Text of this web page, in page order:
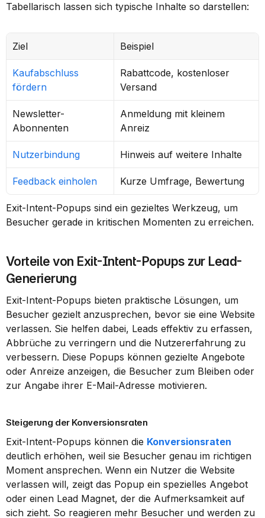
Tabellarisch lassen sich typische Inhalte so darstellen:
Ziel Beispiel
Kaufabschluss
fördern
Rabattcode, kostenloser
Versand
Newsletter-
Abonnenten
Anmeldung mit kleinem
Anreiz
Nutzerbindung Hinweis auf weitere Inhalte
Feedback einholen Kurze Umfrage, Bewertung
Exit-Intent-Popups sind ein gezieltes Werkzeug, um
Besucher gerade in kritischen Momenten zu erreichen.
Vorteile von Exit-Intent-Popups zur Lead-
Generierung
Exit-Intent-Popups bieten praktische Lösungen, um
Besucher gezielt anzusprechen, bevor sie eine Website
verlassen. Sie helfen dabei, Leads effektiv zu erfassen,
Abbrüche zu verringern und die Nutzererfahrung zu
verbessern. Diese Popups können gezielte Angebote
oder Anreize anzeigen, die Besucher zum Bleiben oder
zur Angabe ihrer E-Mail-Adresse motivieren.
Steigerung der Konversionsraten
Exit-Intent-Popups können die Konversionsraten
deutlich erhöhen, weil sie Besucher genau im richtigen
Moment ansprechen. Wenn ein Nutzer die Website
verlassen will, zeigt das Popup ein spezielles Angebot
oder einen Lead Magnet, der die Aufmerksamkeit auf
sich zieht. So reagieren mehr Besucher und werden zu